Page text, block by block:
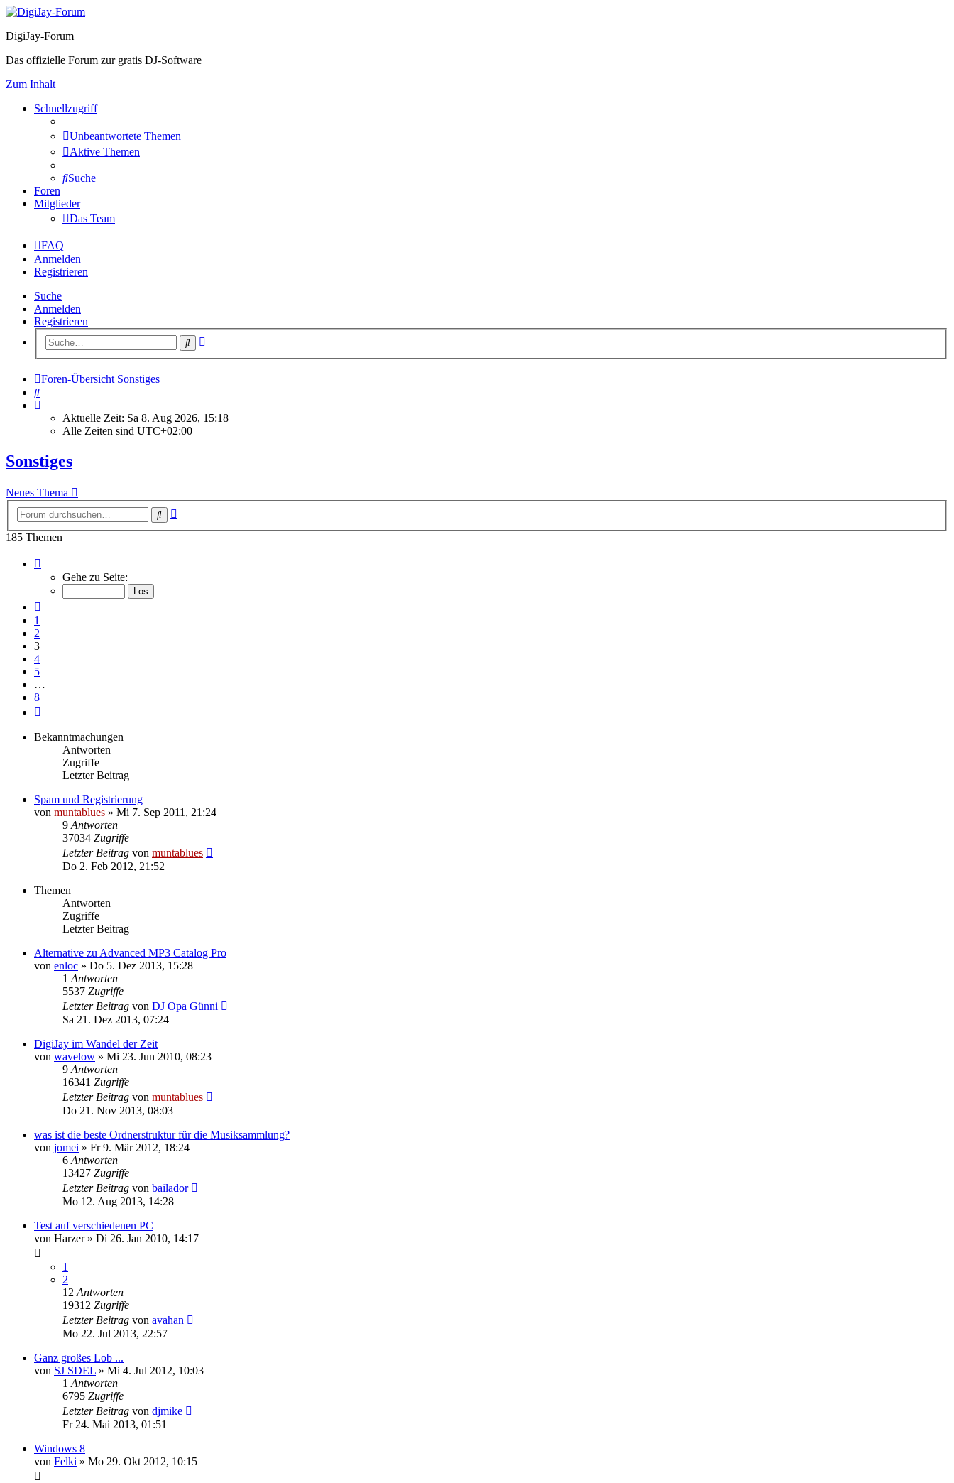
DigiJay-Forum
Das offizielle Forum zur gratis DJ-Software
Zum Inhalt
Schnellzugriff
Unbeantwortete Themen
Aktive Themen
Suche
Foren
Mitglieder
Das Team
FAQ
Anmelden
Registrieren
Suche
Anmelden
Registrieren
Suche
Foren-Übersicht Sonstiges
Suche
Aktuelle Zeit: Sa 8. Aug 2026, 15:18
Alle Zeiten sind UTC+02:00
Sonstiges
Neues Thema
Suche
185 Themen
von
Gehe zu Seite:
1
2
3
4
5
…
8
Bekanntmachungen
Antworten
Zugriffe
Letzter Beitrag
Spam und Registrierung
von muntablues » Mi 7. Sep 2011, 21:24
9 Antworten
37034 Zugriffe
Letzter Beitrag von muntablues
Do 2. Feb 2012, 21:52
Themen
Antworten
Zugriffe
Letzter Beitrag
Alternative zu Advanced MP3 Catalog Pro
von enloc » Do 5. Dez 2013, 15:28
1 Antworten
5537 Zugriffe
Letzter Beitrag von DJ Opa Günni
Sa 21. Dez 2013, 07:24
DigiJay im Wandel der Zeit
von wavelow » Mi 23. Jun 2010, 08:23
9 Antworten
16341 Zugriffe
Letzter Beitrag von muntablues
Do 21. Nov 2013, 08:03
was ist die beste Ordnerstruktur für die Musiksammlung?
von jomei » Fr 9. Mär 2012, 18:24
6 Antworten
13427 Zugriffe
Letzter Beitrag von bailador
Mo 12. Aug 2013, 14:28
Test auf verschiedenen PC
von Harzer» Di 26. Jan 2010, 14:17
1
2
12 Antworten
19312 Zugriffe
Letzter Beitrag von avahan
Mo 22. Jul 2013, 22:57
Ganz großes Lob ...
von SJ SDEL » Mi 4. Jul 2012, 10:03
1 Antworten
6795 Zugriffe
Letzter Beitrag von djmike
Fr 24. Mai 2013, 01:51
Windows 8
von Felki » Mo 29. Okt 2012, 10:15